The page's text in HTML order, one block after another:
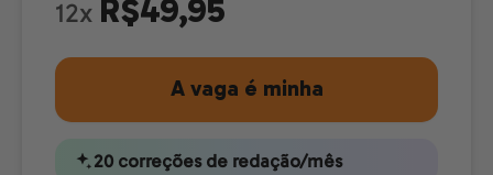
12x R$49,95
A vaga é minha
20 correções de redação/mês